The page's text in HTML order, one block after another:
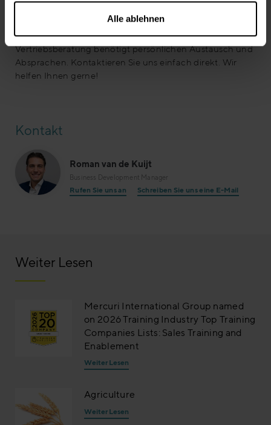
Alle ablehnen
Individuelles Verkaufstraining und qualitative
Vertriebsberatung benötigt persönlichen Austausch und
Absprachen. Kontaktieren Sie uns einfach direkt. Wir
helfen Ihnen gerne!
Kontakt
Roman van de Kuijt
Business Development Manager
Rufen Sie uns an Schreiben Sie uns eine E-Mail
Weiter Lesen
Mercuri International Group named
on 2026 Training Industry Top Training
Companies Lists: Sales Training and
Enablement
Weiter Lesen
Agriculture
Weiter Lesen